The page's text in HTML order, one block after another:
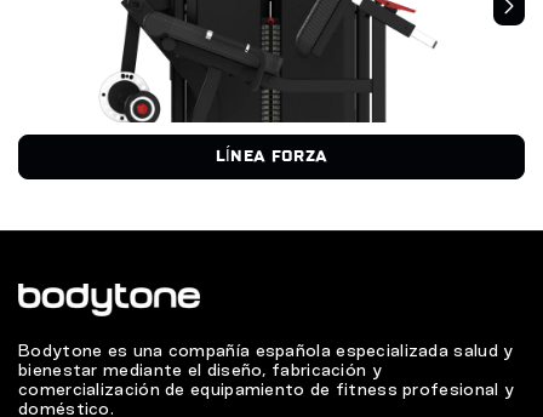
LÍNEA FORZA
Bodytone es una compañía española especializada salud y
bienestar mediante el diseño, fabricación y
comercialización de equipamiento de fitness profesional y
doméstico.